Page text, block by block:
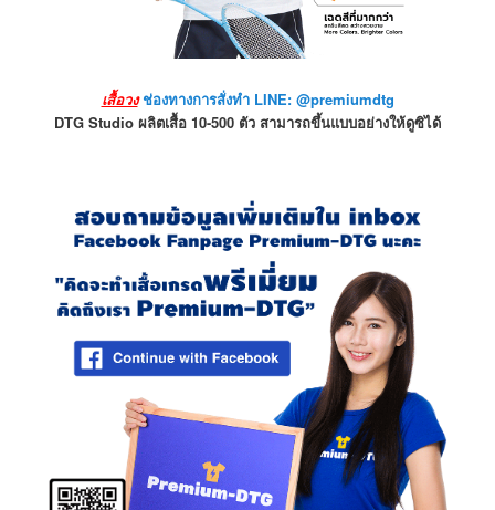
เสื้อวง ช่องทางการสั่งทำ LINE: @premiumdtg
DTG Studio ผลิตเสื้อ 10-500 ตัว สามารถขึ้นแบบอย่างให้ดูซิได้